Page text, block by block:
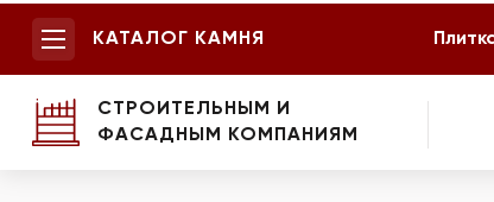
КАТАЛОГ КАМНЯ
СТРОИТЕЛЬНЫМ И
ФАСАДНЫМ КОМПАНИЯМ